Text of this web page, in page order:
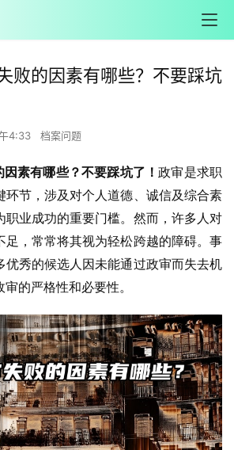
败的因素有哪些？不要踩坑
4:33 档案问题
素有哪些？不要踩坑了！政审是求职
环节，涉及对个人道德、诚信及综合素
职业成功的重要门槛。然而，许多人对
足，常常将其视为轻松跨越的障碍。事
优秀的候选人因未能通过政审而失去机
的严格性和必要性。